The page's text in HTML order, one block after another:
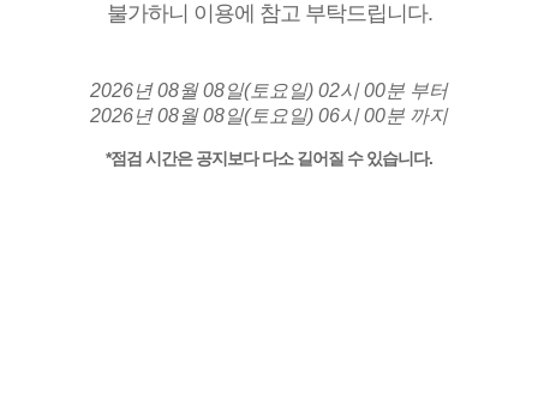
불가하니 이용에 참고 부탁드립니다.
2026년 08월 08일(토요일) 02시 00분 부터
2026년 08월 08일(토요일) 06시 00분 까지
*점검 시간은 공지보다 다소 길어질 수 있습니다.